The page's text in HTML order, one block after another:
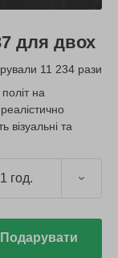
для двох
11 234 рази
на
візуальні та
1 год.
Подарувати